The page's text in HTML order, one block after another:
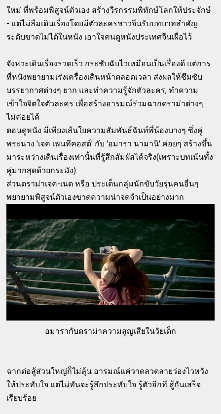
ใหม่ ที่พร้อมพิสูจน์ตัวเอง สร้างวีรกรรมพิทักษ์โลกให้ประจักษ์
- แต่ไม่ลืมเดินเรื่องโดยมีตัวละครชาวจีนรับบทบาทสำคัญ
ระดับขาดไม่ได้ในหนัง เอาใจคนดูหนังประเทศจีนเผื่อไว้
จังหวะเดินเรื่องรวดเร็ว กระชับฉับไวเหมือนเป็นเรื่องดี แต่การ
ที่หนังพยายามเร่งเครื่องเดินหน้าตลอดเวลา ส่งผลให้ซึมซับ
บรรยากาศต่างๆ ยาก และทำความรู้จักตัวละคร, ทำความ
เข้าใจจิตใจตัวละคร เพื่อสร้างอารมณ์ร่วมฉากดราม่าต่างๆ
ไม่ค่อยได้
ตอนดูหนัง มีเพียงเส้นใยความสัมพันธ์ฉันท์พี่น้องบางๆ ซึ่งคู่
พระนาง 'เจค เพนทีคอสต์' กับ 'อมารา นามานิ' ค่อยๆ สร้างขึ้น
มาระหว่างเดินเรื่องเท่านั้นที่รู้สึกสัมผัสได้จริง(เพราะบทเน้นทั้ง
คู่มากสุดด้วยกระมัง)
ส่วนดราม่าเจค-เนต หรือ ประเด็นกลุ่มนักขับวัยรุ่นคนอื่นๆ
พยายามพิสูจน์ตัวเองขาดความน่าจดจำเป็นอย่างมาก
อมารากับดราม่าความสูญเสียในวัยเด็ก
ฉากต่อสู้ส่วนใหญ่ก็ไม่ลุ้น อารมณ์แค่วาดลวดลายว่องไวหวัง
ให้ประทับใจ แต่ไม่ทันจะรู้สึกประทับใจ รู้ตัวอีกที สู้กันเสร็จ
เรียบร้อย